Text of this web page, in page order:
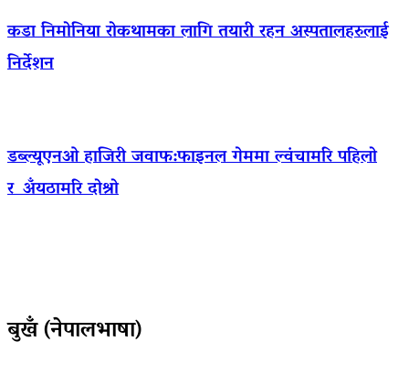
कडा निमोनिया रोकथामका लागि तयारी रहन अस्पतालहरुलाई
निर्देशन
डब्ल्यूएनओ हाजिरी जवाफ:फाइनल गेममा ल्वंचामरि पहिलो
र अँयठामरि दोश्रो
बुखँ (नेपालभाषा)